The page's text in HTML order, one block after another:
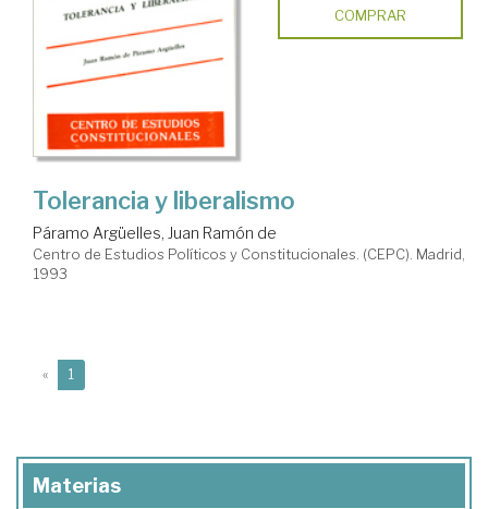
COMPRAR
Tolerancia y liberalismo
Páramo Argüelles, Juan Ramón de
Centro de Estudios Políticos y Constitucionales. (CEPC). Madrid,
1993
« 1
Materias